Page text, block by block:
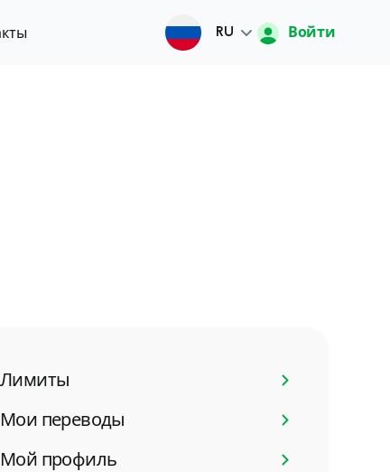
RU Войти
Лимиты
Мои переводы
Мой профиль